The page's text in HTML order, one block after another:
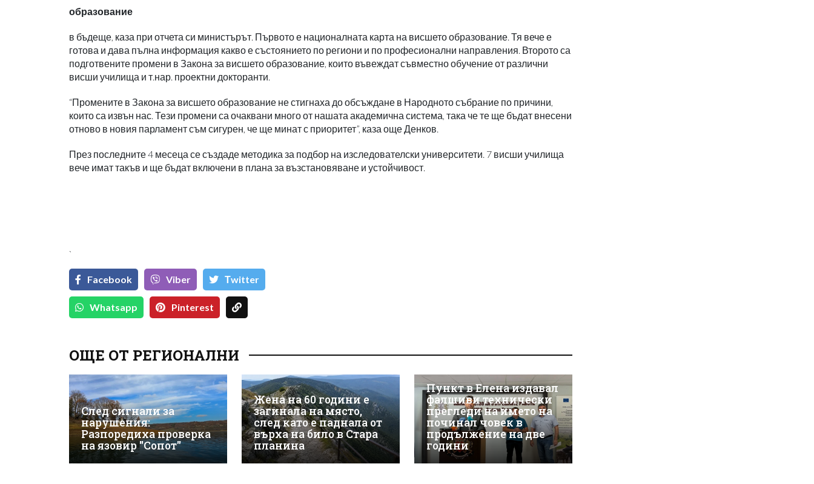
образование
в бъдеще, каза при отчета си министърът. Първото е националната карта на висшето образование. Тя вече е
готова и дава пълна информация какво е състоянието по региони и по професионални направления. Второто са
подготвените промени в Закона за висшето образование, които въвеждат съвместно обучение от различни
висши училища и т.нар. проектни докторанти.
“Промените в Закона за висшето образование не стигнаха до обсъждане в Народното събрание по причини,
които са извън нас. Тези промени са очаквани много от нашата академична система, така че те ще бъдат внесени
отново в новия парламент съм сигурен, че ще минат с приоритет”, каза още Денков.
През последните 4 месеца се създаде методика за подбор на изследователски университети. 7 висши училища
вече имат такъв и ще бъдат включени в плана за възстановяване и устойчивост.
`
Facebook Viber Тwitter
Whatsapp Pinterest
ОЩЕ ОТ РЕГИОНАЛНИ
След сигнали за
нарушения:
Разпоредиха проверка
на язовир "Сопот"
Жена на 60 години е
загинала на място,
след като е паднала от
върха на било в Стара
планина
Пункт в Елена издавал
фалшиви технически
прегледи на името на
починал човек в
продължение на две
години